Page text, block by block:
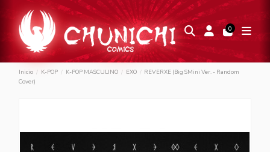
0
Inicio K-POP K-POP MASCULINO EXO
REVERXE (Big SMini Ver. - Random
Cover)